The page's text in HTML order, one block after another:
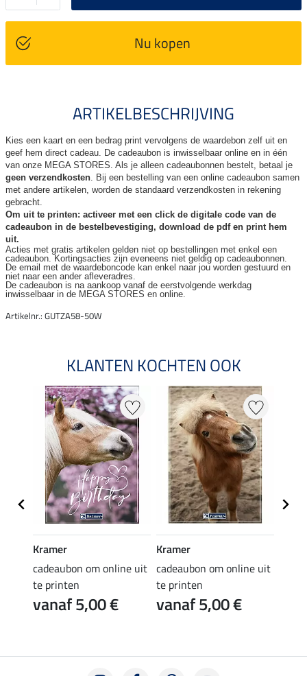
Nu kopen
ARTIKELBESCHRIJVING
Kies een kaart en een bedrag print vervolgens de waardebon zelf uit en
geef hem direct cadeau. De cadeaubon is inwisselbaar online en in één
van onze MEGA STORES. Als je alleen cadeaubonnen bestelt, betaal je
geen verzendkosten. Bij een bestelling van een online cadeaubon samen
met andere artikelen, worden de standaard verzendkosten in rekening
gebracht.
Om uit te printen: activeer met een click de digitale code van de
cadeaubon in de bestelbevestiging, download de pdf en print hem
uit.
Acties met gratis artikelen gelden niet op bestellingen met enkel een
cadeaubon. Kortingsacties zijn eveneens niet geldig op cadeaubonnen.
De email met de waardeboncode kan enkel naar jou worden gestuurd en
niet naar een ander afleveradres.
De cadeaubon is na aankoop vanaf de eerstvolgende werkdag
inwisselbaar in de MEGA STORES en online.
Artikelnr.: GUTZA58-50W
KLANTEN KOCHTEN OOK
Kramer
cadeaubon om online uit
te printen
vanaf 5,00 €
Kramer
cadeaubon om online uit
te printen
vanaf 5,00 €